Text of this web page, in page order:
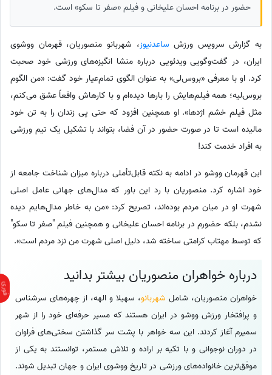
حضور در برنامه احسان علیخانی و فیلم «صفر تا سکو» است.
به گزارش سرویس ورزش ساعدنیوز، شهربانو منصوریان، قهرمان ووشوی
ایران، در گفت‌وگویی ویدئویی درباره منشا انگیزه‌های ورزشی خود صحبت
کرد. او با معرفی «بروس‌لی» به عنوان الگوی تمام‌عیار خود گفت: «من الگوم
بروس‌لیه؛ همه فیلم‌هایش را بارها دیده‌ام و با کارهاش واقعاً عشق می‌کنم،
مثل فیلم خشم اژدها». او همچنین افزود که حتی پی زندان را به تن خود
مالیده است تا در صورت حضور در آن فضا، بتواند با تشکیل یک تیم ورزشی
به افراد خدمت کند!
این قهرمان ووشو در ادامه به نکته قابل‌تأملی درباره میزان شناخت جامعه از
خود اشاره کرد. منصوریان با رد این باور که مدال‌های جهانی عامل اصلی
شهرت او در میان مردم بوده‌اند، تصریح کرد: «من به خاطر مدال‌هایم دیده
نشدم، بلکه حضورم در برنامه احسان علیخانی و همچنین فیلم "صفر تا سکو"
که توسط مهتاب کرامتی ساخته شد، دلیل اصلی شهرت من نزد مردم است».
درباره خواهران منصوریان بیشتر بدانید
خواهران منصوریان، شامل شهربانو، سهیلا و الهه، از چهره‌های سرشناس
و پرافتخار ورزش ووشو در ایران هستند که مسیر حرفه‌ای خود را از شهر
سمیرم آغاز کردند. این سه خواهر با پشت سر گذاشتن سختی‌های فراوان
در دوران نوجوانی و با تکیه بر اراده و تلاش مستمر، توانستند به یکی از
موفق‌ترین خانواده‌های ورزشی در تاریخ ووشوی ایران و جهان تبدیل شوند.